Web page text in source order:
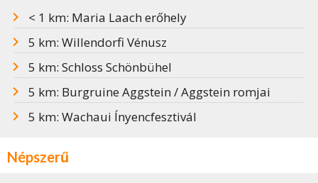
< 1 km: Maria Laach erőhely
5 km: Willendorfi Vénusz
5 km: Schloss Schönbühel
5 km: Burgruine Aggstein / Aggstein romjai
5 km: Wachaui Ínyencfesztivál
Népszerű